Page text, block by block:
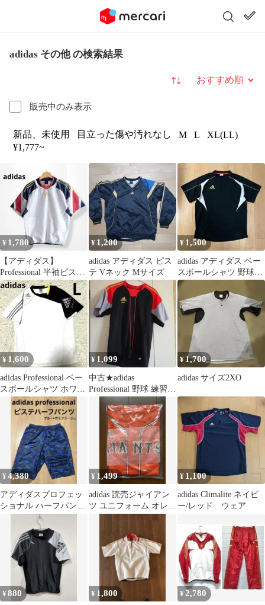
adidas その他 の検索結果
販売中のみ表示
並び替え
新品、未使用 目立った傷や汚れなし M L
XL(LL)
¥1,777~
¥ 1,780
【アディダス】
Professional 半袖ピステ
Vネック 白紺赤 野球 JS
¥ 1,200
adidas アディダス ピス
テ Vネック Mサイズ
¥ 1,500
adidas アディダス ベー
スボールシャツ 野球練
習着
¥ 1,600
adidas Professional ベー
スボールシャツ ホワイ
ト/ブラックL
¥ 1,099
中古★adidas
Professional 野球 練習用
シャツ ブラック S
¥ 1,700
adidas サイズ2XO
¥4,380
アディダスプロフェッ
ショナル ハーフパンツ
ウィンドブレーカー ピ
ステ 迷彩 夏
¥ 1,499
adidas 読売ジャイアン
ツ ユニフォーム オレン
¥ 1,100
adidas Climalite ネイビ
ー/レッド ウェア
¥880 ¥ 1,800 ¥2,780